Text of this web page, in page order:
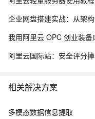
企业网盘搭建实战：从架
我用阿里云 OPC 创业装
相关解决方案
多模态数据信息提取